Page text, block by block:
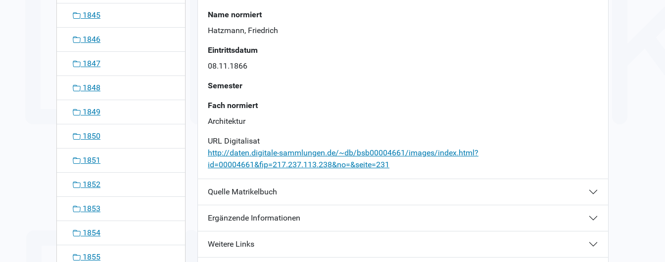
Name normiert
Hatzmann, Friedrich
Eintrittsdatum
08.11.1866
Semester
Fach normiert
Architektur
URL Digitalisat
http://daten.digitale-sammlungen.de/~db/bsb00004661/images/index.html?
id=00004661&fip=217.237.113.238&no=&seite=231
Quelle Matrikelbuch
Ergänzende Informationen
Weitere Links
1845
1846
1847
1848
1849
1850
1851
1852
1853
1854
1855